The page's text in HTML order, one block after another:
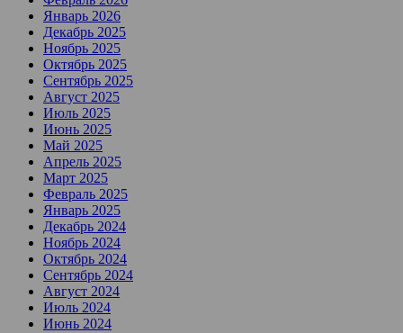
Январь 2026
Декабрь 2025
Ноябрь 2025
Октябрь 2025
Сентябрь 2025
Август 2025
Июль 2025
Июнь 2025
Май 2025
Апрель 2025
Март 2025
Февраль 2025
Январь 2025
Декабрь 2024
Ноябрь 2024
Октябрь 2024
Сентябрь 2024
Август 2024
Июль 2024
Июнь 2024